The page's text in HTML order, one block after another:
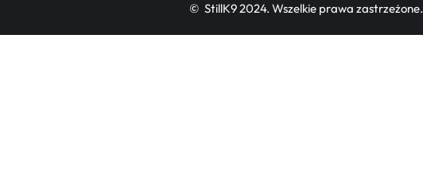
© StillK9 2024. Wszelkie prawa zastrzeżone.